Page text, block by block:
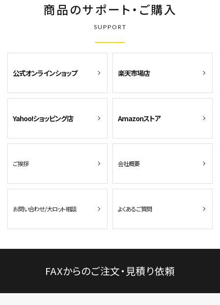
商品のサポート・ご購入
SUPPORT
公式オンラインショップ 楽天市場店
Yahoo!ショッピング店 Amazonストア
ご挨拶 会社概要
お問い合わせ/大ロット相談 よくあるご質問
FAXからのご注文・見積り依頼